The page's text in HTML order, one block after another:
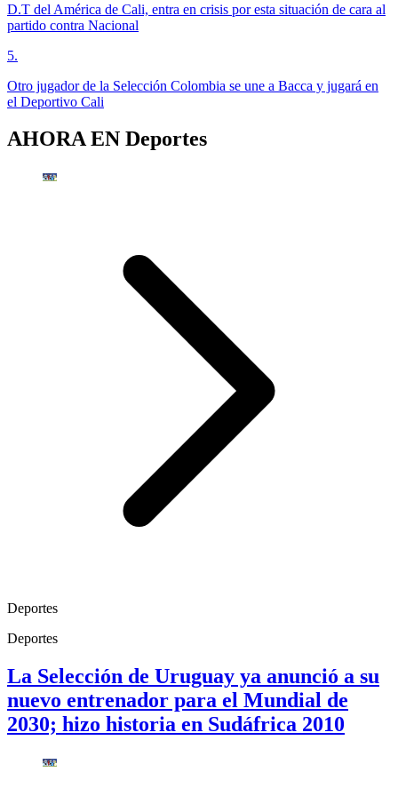
D.T del América de Cali, entra en crisis por esta situación de cara al
partido contra Nacional
5.
Otro jugador de la Selección Colombia se une a Bacca y jugará en
el Deportivo Cali
AHORA EN Deportes
Deportes
Deportes
La Selección de Uruguay ya anunció a su
nuevo entrenador para el Mundial de
2030; hizo historia en Sudáfrica 2010